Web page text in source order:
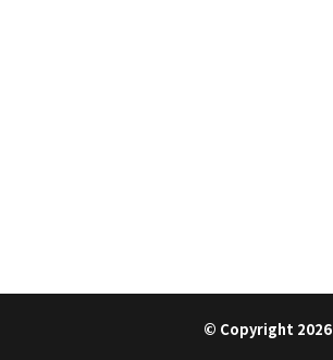
© Copyright 2026